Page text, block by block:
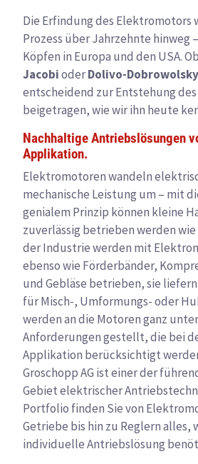
Die Erfindung des Elektromotors
Prozess über Jahrzehnte hinweg
Köpfen in Europa und den USA. Ob
JacobioderDolivo-Dobrowolsky
entscheidend zur Entstehung
beigetragen, wie wir ihn heute
Nachhaltige Antriebslösungen
Applikation.
Elektromotoren wandeln
mechanische Leistung um – mit
genialem Prinzip können kleine
zuverlässig betrieben werden
der Industrie werden mit
ebenso wie Förderbänder,
und Gebläse betrieben, sie
für Misch-, Umformungs- oder
werden an die Motoren ganz
Anforderungen gestellt, die bei
Applikation berücksichtigt
Groschopp AG ist einer der
Gebiet elektrischer
Portfolio finden Sie von
Getriebe bis hin zu Reglern alles,
individuelle Antriebslösung